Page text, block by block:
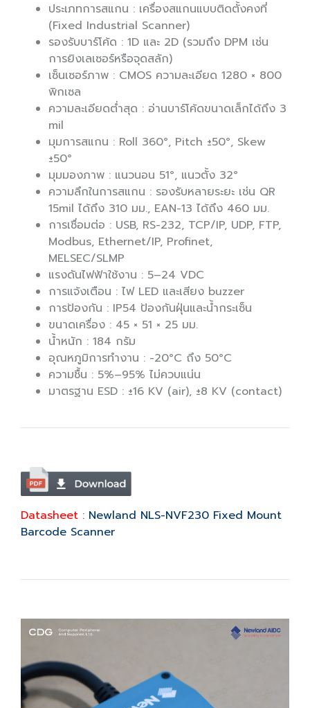
ประเภทการสแกน : เครื่องสแกนแบบติดตั้งคงที่
(Fixed Industrial Scanner)
รองรับบาร์โค้ด : 1D และ 2D (รวมถึง DPM เช่น
การยิงเลเซอร์หรือจุดสลัก)
เซ็นเซอร์ภาพ : CMOS ความละเอียด 1280 × 800
พิกเซล
ความละเอียดต่ำสุด : อ่านบาร์โค้ดขนาดเล็กได้ถึง 3
mil
มุมการสแกน : Roll 360°, Pitch ±50°, Skew
±50°
มุมมองภาพ : แนวนอน 51°, แนวตั้ง 32°
ความลึกในการสแกน : รองรับหลายระยะ เช่น QR
15mil ได้ถึง 310 มม., EAN-13 ได้ถึง 460 มม.
การเชื่อมต่อ : USB, RS-232, TCP/IP, UDP, FTP,
Modbus, Ethernet/IP, Profinet,
MELSEC/SLMP
แรงดันไฟฟ้าใช้งาน : 5–24 VDC
การแจ้งเตือน : ไฟ LED และเสียง buzzer
การป้องกัน : IP54 ป้องกันฝุ่นและน้ำกระเซ็น
ขนาดเครื่อง : 45 × 51 × 25 มม.
น้ำหนัก : 184 กรัม
อุณหภูมิการทำงาน : -20°C ถึง 50°C
ความชื้น : 5%–95% ไม่ควบแน่น
มาตรฐาน ESD : ±16 KV (air), ±8 KV (contact)
Datasheet : Newland NLS-NVF230 Fixed Mount
Barcode Scanner